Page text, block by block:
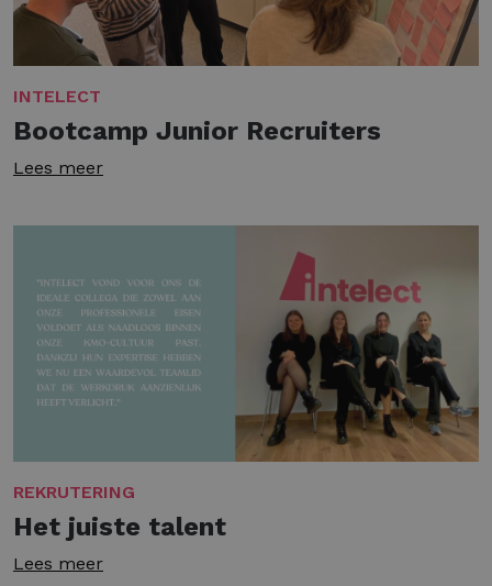
INTELECT
Bootcamp Junior Recruiters
Lees meer
REKRUTERING
Het juiste talent
Lees meer